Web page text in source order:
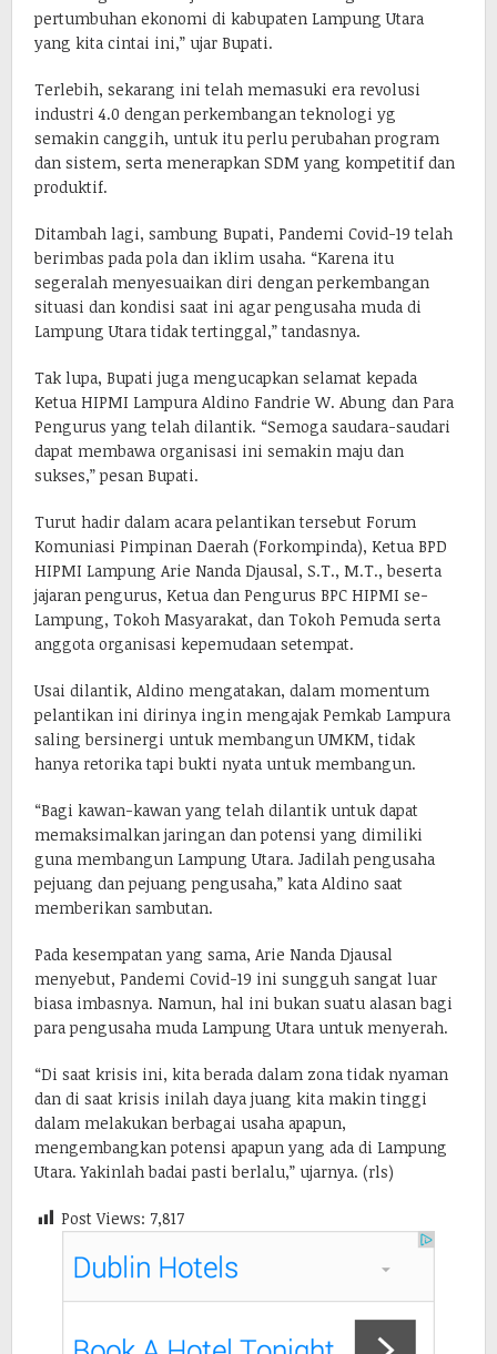
pertumbuhan ekonomi di kabupaten Lampung Utara
yang kita cintai ini,” ujar Bupati.
Terlebih, sekarang ini telah memasuki era revolusi
industri 4.0 dengan perkembangan teknologi yg
semakin canggih, untuk itu perlu perubahan program
dan sistem, serta menerapkan SDM yang kompetitif dan
produktif.
Ditambah lagi, sambung Bupati, Pandemi Covid-19 telah
berimbas pada pola dan iklim usaha. “Karena itu
segeralah menyesuaikan diri dengan perkembangan
situasi dan kondisi saat ini agar pengusaha muda di
Lampung Utara tidak tertinggal,” tandasnya.
Tak lupa, Bupati juga mengucapkan selamat kepada
Ketua HIPMI Lampura Aldino Fandrie W. Abung dan Para
Pengurus yang telah dilantik. “Semoga saudara-saudari
dapat membawa organisasi ini semakin maju dan
sukses,” pesan Bupati.
Turut hadir dalam acara pelantikan tersebut Forum
Komuniasi Pimpinan Daerah (Forkompinda), Ketua BPD
HIPMI Lampung Arie Nanda Djausal, S.T., M.T., beserta
jajaran pengurus, Ketua dan Pengurus BPC HIPMI se-
Lampung, Tokoh Masyarakat, dan Tokoh Pemuda serta
anggota organisasi kepemudaan setempat.
Usai dilantik, Aldino mengatakan, dalam momentum
pelantikan ini dirinya ingin mengajak Pemkab Lampura
saling bersinergi untuk membangun UMKM, tidak
hanya retorika tapi bukti nyata untuk membangun.
“Bagi kawan-kawan yang telah dilantik untuk dapat
memaksimalkan jaringan dan potensi yang dimiliki
guna membangun Lampung Utara. Jadilah pengusaha
pejuang dan pejuang pengusaha,” kata Aldino saat
memberikan sambutan.
Pada kesempatan yang sama, Arie Nanda Djausal
menyebut, Pandemi Covid-19 ini sungguh sangat luar
biasa imbasnya. Namun, hal ini bukan suatu alasan bagi
para pengusaha muda Lampung Utara untuk menyerah.
“Di saat krisis ini, kita berada dalam zona tidak nyaman
dan di saat krisis inilah daya juang kita makin tinggi
dalam melakukan berbagai usaha apapun,
mengembangkan potensi apapun yang ada di Lampung
Utara. Yakinlah badai pasti berlalu,” ujarnya. (rls)
Post Views: 7,817